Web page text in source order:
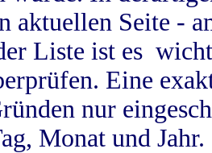
aktuellen Seite -
Liste ist es
Eine
nur
Monat und Jahr.